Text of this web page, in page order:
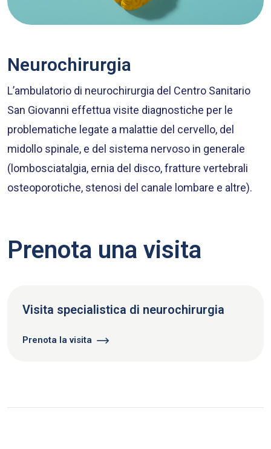
Neurochirurgia
L’ambulatorio di neurochirurgia del Centro Sanitario
San Giovanni effettua visite diagnostiche per le
problematiche legate a malattie del cervello, del
midollo spinale, e del sistema nervoso in generale
(lombosciatalgia, ernia del disco, fratture vertebrali
osteoporotiche, stenosi del canale lombare e altre).
Prenota una visita​
Visita specialistica di neurochirurgia
Prenota la visita